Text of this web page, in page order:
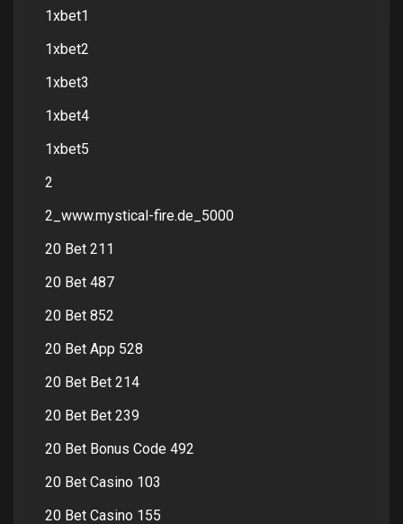
1xbet1
1xbet2
1xbet3
1xbet4
1xbet5
2
2_www.mystical-fire.de_5000
20 Bet 211
20 Bet 487
20 Bet 852
20 Bet App 528
20 Bet Bet 214
20 Bet Bet 239
20 Bet Bonus Code 492
20 Bet Casino 103
20 Bet Casino 155